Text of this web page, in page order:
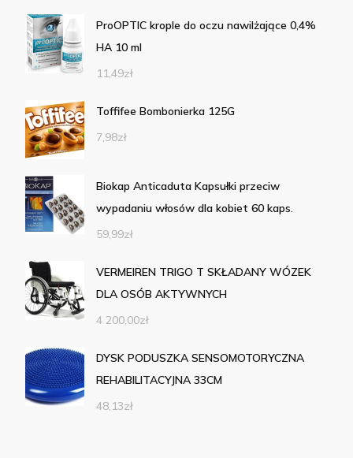
ProOPTIC krople do oczu nawilżające 0,4%
HA 10 ml
11,49zł
Toffifee Bombonierka 125G
7,98zł
Biokap Anticaduta Kapsułki przeciw
wypadaniu włosów dla kobiet 60 kaps.
59,99zł
VERMEIREN TRIGO T SKŁADANY WÓZEK
DLA OSÓB AKTYWNYCH
4 200,00zł
DYSK PODUSZKA SENSOMOTORYCZNA
REHABILITACYJNA 33CM
48,13zł